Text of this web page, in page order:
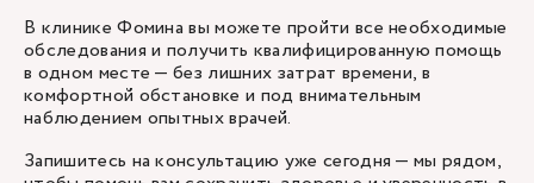
В клинике Фомина вы можете пройти все необходимые
обследования и получить квалифицированную помощь
в одном месте — без лишних затрат времени, в
комфортной обстановке и под внимательным
наблюдением опытных врачей.
Запишитесь на консультацию уже сегодня — мы рядом,